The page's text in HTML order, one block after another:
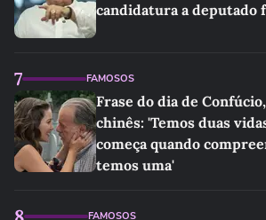
candidatura a deputado
7 FAMOSOS
Frase do dia de
chinês: 'Temos duas
começa quando
temos uma'
FAMOSOS